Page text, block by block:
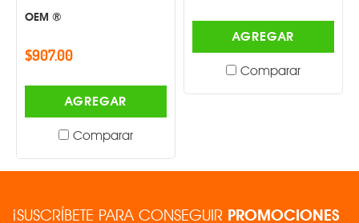
OEM ®
$907.00
AGREGAR
Comparar
AGREGAR
Comparar
¡SUSCRÍBETE PARA CONSEGUIR PROMOCIONES